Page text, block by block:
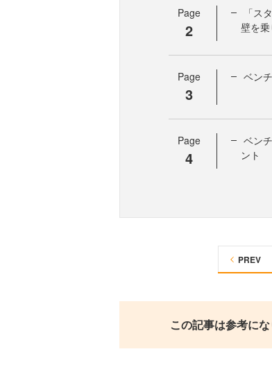
Page
2
「ス
壁を
Page
3
ベン
Page
4
ベン
ント
PREV
この記事は参考に